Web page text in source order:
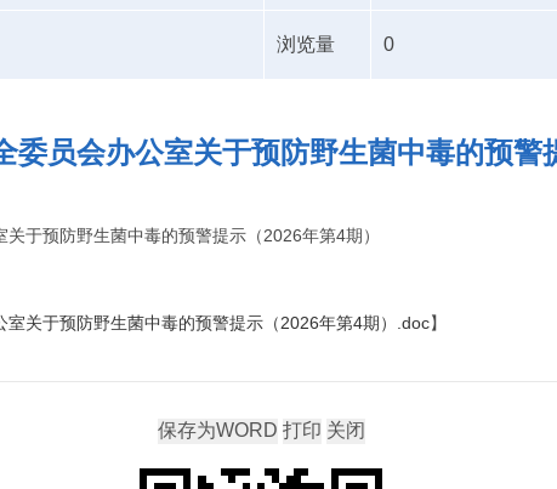
浏览量 0
委员会办公室关于预防野生菌中毒的预警
于预防野生菌中毒的预警提示（2026年第4期）
关于预防野生菌中毒的预警提示（2026年第4期）.doc】